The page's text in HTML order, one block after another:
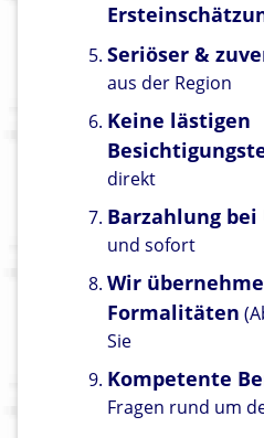
Seriöser &
aus der Region
Keine lästigen
direkt
Barzahlung bei
und sofort
Wir
Formalitäten
Sie
Kompetente
Fragen rund um